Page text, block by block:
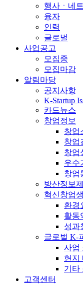
행사ㆍ네
융자
인력
글로벌
사업공고
모집중
모집마감
알림마당
공지사항
K-Startup
카드뉴스
창업정보
창업
창업
창업
우수
창업
방산정보
혁신창업
환경
활동
성과
글로벌 K-
사업
현지
기타
고객센터